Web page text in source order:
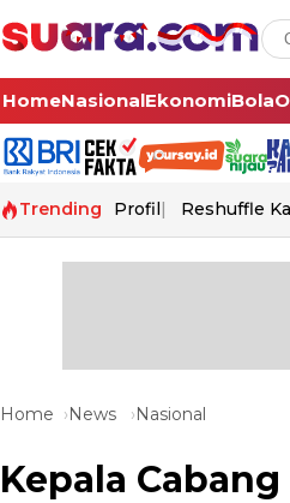
HomeNasionalEkonomiBola
Trending Profil Reshuffle
Home News Nasional
Kepala